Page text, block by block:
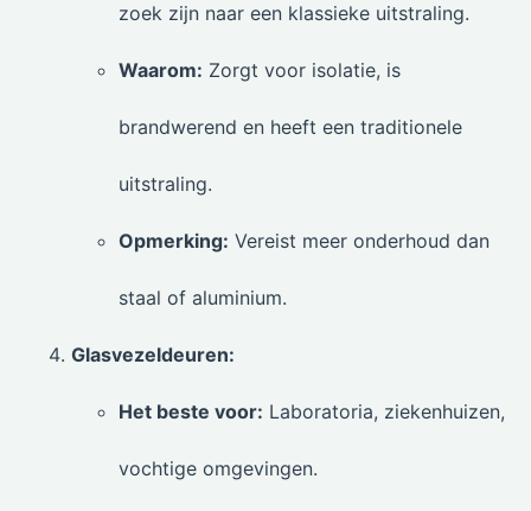
zoek zijn naar een klassieke uitstraling.
Waarom: Zorgt voor isolatie, is
brandwerend en heeft een traditionele
uitstraling.
Opmerking: Vereist meer onderhoud dan
staal of aluminium.
Glasvezeldeuren:
Het beste voor: Laboratoria, ziekenhuizen,
vochtige omgevingen.